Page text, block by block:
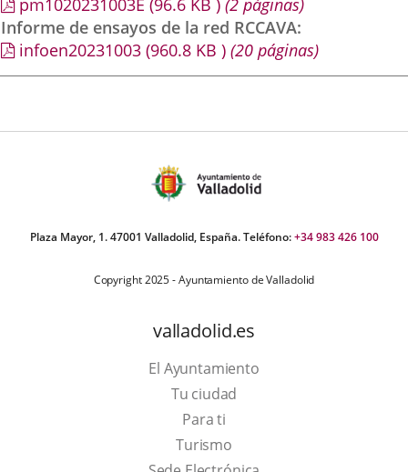
Informe de ensayos de la red RCCAVA
infoen20231003 (960.8 KB ) (20 páginas)
Plaza Mayor, 1. 47001 Valladolid, España. Teléfono:+34 983 426 100
Copyright 2025 - Ayuntamiento de Valladolid
valladolid.es
El Ayuntamiento
Tu ciudad
Para ti
TurismoEste